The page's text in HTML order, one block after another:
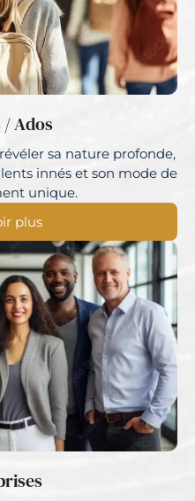
Ados
sa nature profonde,
innés et son mode de
unique.
plus